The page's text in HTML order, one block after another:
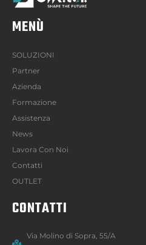
MENÙ
SOLUZIONI
Partner
Azienda
Formazione
Assistenza
News
Lavora Con Noi
Contatti
OUTLET
CONTATTI
Via Molino di Sopra, 55/A